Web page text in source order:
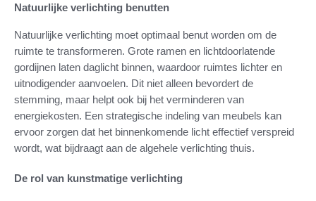
Natuurlijke verlichting benutten
Natuurlijke verlichting moet optimaal benut worden om de
ruimte te transformeren. Grote ramen en lichtdoorlatende
gordijnen laten daglicht binnen, waardoor ruimtes lichter en
uitnodigender aanvoelen. Dit niet alleen bevordert de
stemming, maar helpt ook bij het verminderen van
energiekosten. Een strategische indeling van meubels kan
ervoor zorgen dat het binnenkomende licht effectief verspreid
wordt, wat bijdraagt aan de algehele verlichting thuis.
De rol van kunstmatige verlichting